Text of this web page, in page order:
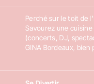
Perché sur le toit de
Savourez une
(concerts, DJ,
GINA Bordeaux, bien